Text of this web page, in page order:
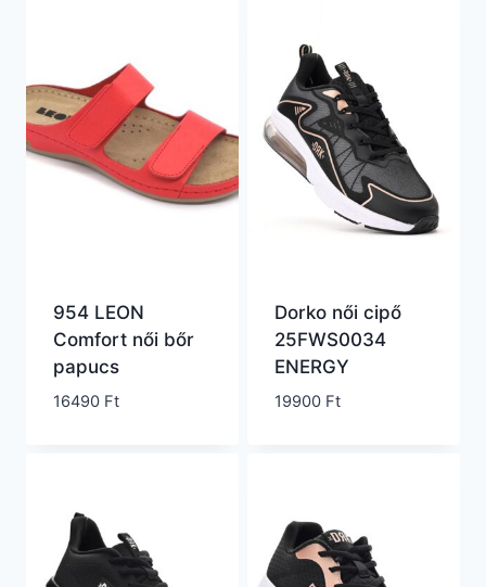
954 LEON
Comfort női bőr
papucs
16490 Ft
Dorko női cipő
25FWS0034
ENERGY
19900 Ft